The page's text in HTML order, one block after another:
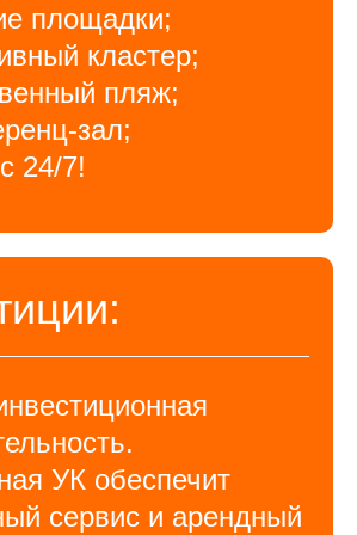
площадки;
кластер;
пляж;
зал;
24/7!
УК обеспечит
сервис и арендный